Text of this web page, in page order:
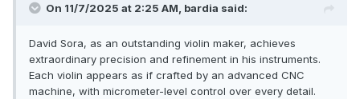
On 11/7/2025 at 2:25 AM, bardia said:
David Sora, as an outstanding violin maker, achieves
extraordinary precision and refinement in his instruments.
Each violin appears as if crafted by an advanced CNC
machine, with micrometer-level control over every detail.